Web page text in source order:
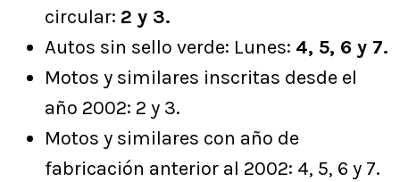
circular: 2 y 3.
Autos sin sello verde: Lunes: 4, 5, 6 y 7.
Motos y similares inscritas desde el
año 2002: 2 y 3.
Motos y similares con año de
fabricación anterior al 2002: 4, 5, 6 y 7.